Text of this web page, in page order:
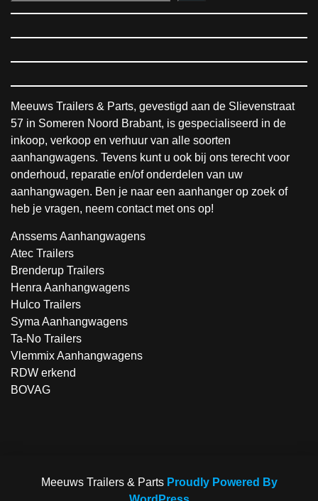
Meeuws Trailers & Parts, gevestigd aan de Slievenstraat
57 in Someren Noord Brabant, is gespecialiseerd in de
inkoop, verkoop en verhuur van alle soorten
aanhangwagens. Tevens kunt u ook bij ons terecht voor
onderhoud, reparatie en/of onderdelen van uw
aanhangwagen. Ben je naar een aanhanger op zoek of
heb je vragen, neem contact met ons op!
Anssems Aanhangwagens
Atec Trailers
Brenderup Trailers
Henra Aanhangwagens
Hulco Trailers
Syma Aanhangwagens
Ta-No Trailers
Vlemmix Aanhangwagens
RDW erkend
BOVAG
Meeuws Trailers & Parts Proudly Powered By